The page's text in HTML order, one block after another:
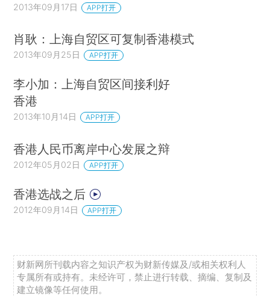
2013年09月17日 APP打开
肖耿：上海自贸区可复制香港模式
2013年09月25日 APP打开
李小加：上海自贸区间接利好
香港
2013年10月14日 APP打开
香港人民币离岸中心发展之辩
2012年05月02日 APP打开
香港选战之后
2012年09月14日 APP打开
财新网所刊载内容之知识产权为财新传媒及/或相关权利人
专属所有或持有。未经许可，禁止进行转载、摘编、复制及
建立镜像等任何使用。